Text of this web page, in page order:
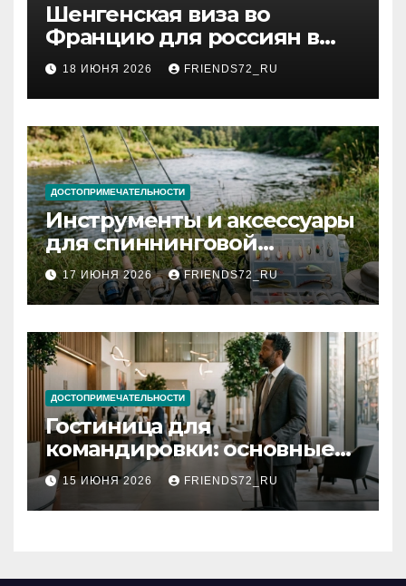
Шенгенская виза во
Францию для россиян в
2026 году: сроки от 3 дней
и список необходимых
документов
18 ИЮНЯ 2026 FRIENDS72_RU
ДОСТОПРИМЕЧАТЕЛЬНОСТИ
Инструменты и аксессуары
для спиннинговой
рыбалки: назначение и
типы
17 ИЮНЯ 2026 FRIENDS72_RU
ДОСТОПРИМЕЧАТЕЛЬНОСТИ
Гостиница для
командировки: основные
критерии выбора
15 ИЮНЯ 2026 FRIENDS72_RU